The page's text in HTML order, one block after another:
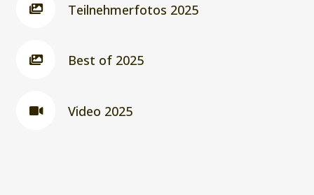
Teilnehmerfotos 2025
Best of 2025
Video 2025